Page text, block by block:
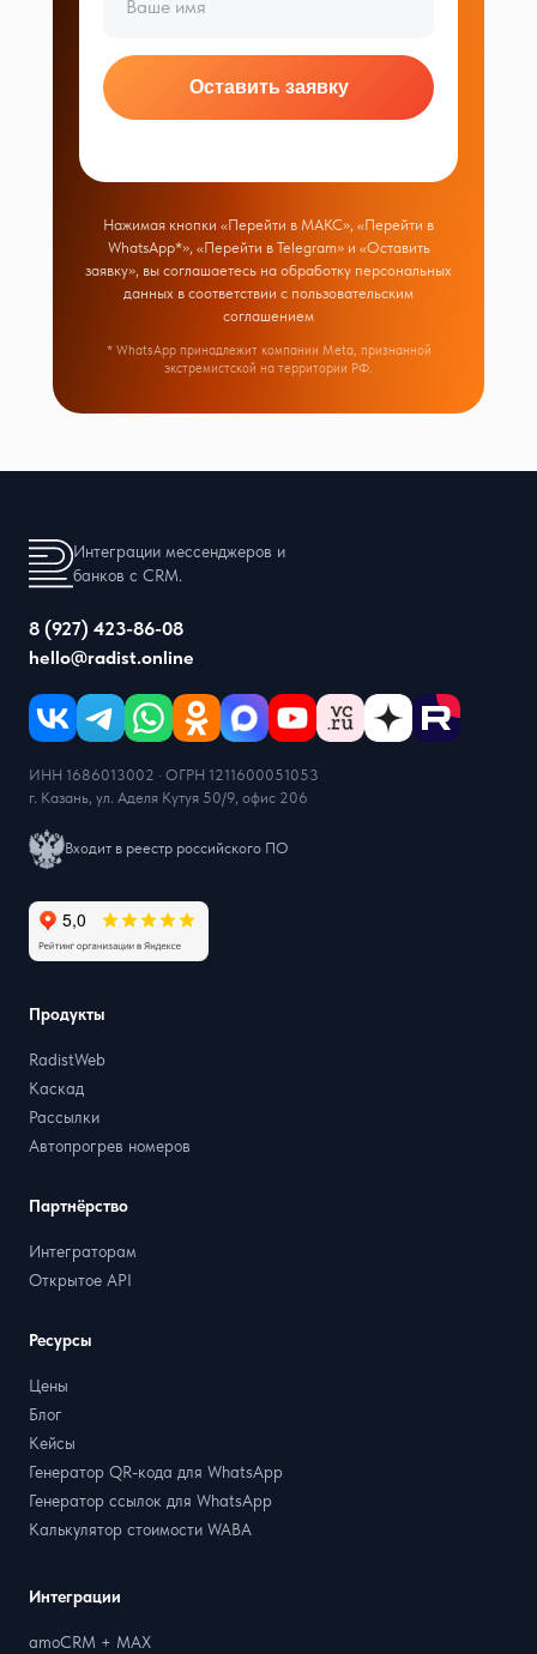
Оставить заявку
Нажимая кнопки «Перейти в МАКС», «Перейти в
WhatsApp*», «Перейти в Telegram» и «Оставить
заявку», вы соглашаетесь на обработку персональных
данных в соответствии с пользовательским
соглашением
* WhatsApp принадлежит компании Meta, признанной
экстремистской на территории РФ.
Интеграции мессенджеров и
банков с CRM.
8 (927) 423-86-08
hello@radist.online
ИНН 1686013002 · ОГРН 1211600051053
г. Казань, ул. Аделя Кутуя 50/9, офис 206
Входит в реестр российского ПО
Интеграции
amoCRM + MAX
Продукты
RadistWeb
Каскад
Рассылки
Автопрогрев номеров
Партнёрство
Интеграторам
Открытое API
Ресурсы
Цены
Блог
Кейсы
Генератор QR-кода для WhatsApp
Генератор ссылок для WhatsApp
Калькулятор стоимости WABA